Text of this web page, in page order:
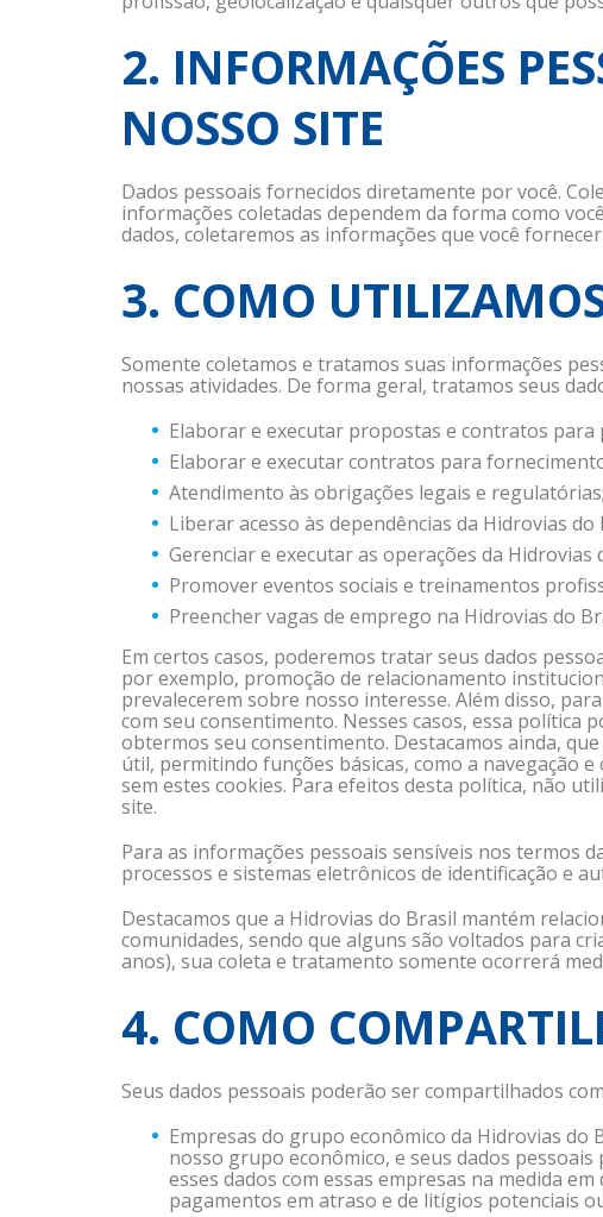
2. INFORMAÇÕES
NOSSO SITE
Dados pessoais fornecidos diretamente por você.
informações coletadas dependem da forma como
dados, coletaremos as informações que você
3. COMO
Somente coletamos e tratamos suas informações
nossas atividades. De forma geral, tratamos seus
Elaborar e executar propostas e contratos para
Elaborar e executar contratos para
Atendimento às obrigações legais e regulatórias;
Liberar acesso às dependências da Hidrovias do
Gerenciar e executar as operações da Hidrovias
Promover eventos sociais e treinamentos
Preencher vagas de emprego na Hidrovias do
Em certos casos, poderemos tratar seus dados
por exemplo, promoção de relacionamento
prevalecerem sobre nosso interesse. Além disso,
com seu consentimento. Nesses casos, essa política
obtermos seu consentimento. Destacamos ainda,
útil, permitindo funções básicas, como a navegação
sem estes cookies. Para efeitos desta política, não
site.
Para as informações pessoais sensíveis nos termos
processos e sistemas eletrônicos de identificação e
Destacamos que a Hidrovias do Brasil mantém
comunidades, sendo que alguns são voltados para
anos), sua coleta e tratamento somente ocorrerá
4. COMO
Seus dados pessoais poderão ser compartilhados
Empresas do grupo econômico da Hidrovias
nosso grupo econômico, e seus dados
esses dados com essas empresas na medida
pagamentos em atraso e de litígios potenciais